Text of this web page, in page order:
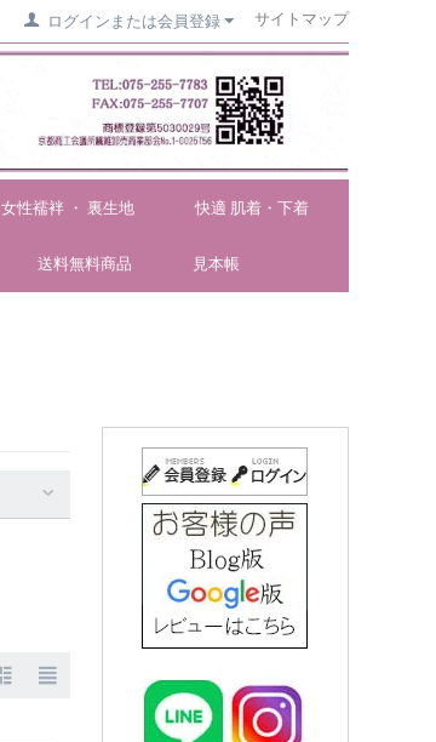
サイトマップ
ログインまたは会員登録
女性襦袢 ・ 裏生地 快適 肌着・下着
送料無料商品 見本帳